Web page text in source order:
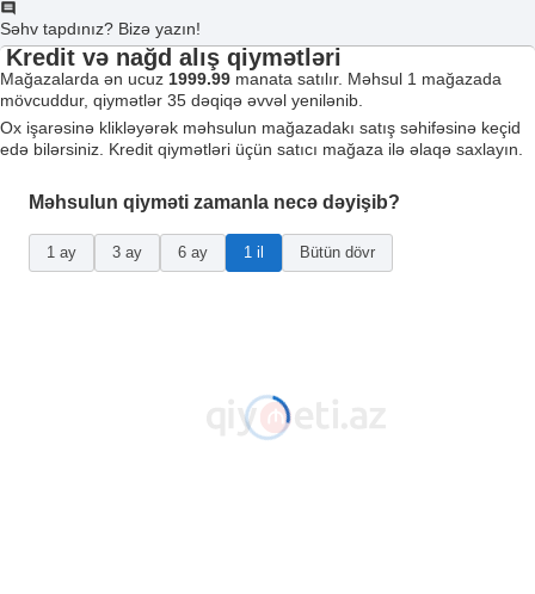
Səhv tapdınız? Bizə yazın!
Kredit və nağd alış qiymətləri
Mağazalarda ən ucuz 1999.99 manata satılır. Məhsul 1 mağazada
mövcuddur, qiymətlər 35 dəqiqə əvvəl yenilənib.
Ox işarəsinə klikləyərək məhsulun mağazadakı satış səhifəsinə keçid
edə bilərsiniz. Kredit qiymətləri üçün satıcı mağaza ilə əlaqə saxlayın.
Məhsulun qiyməti zamanla necə dəyişib?
1 ay 3 ay 6 ay 1 il Bütün dövr